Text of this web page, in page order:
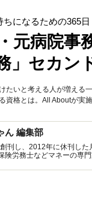
になるための365日
元病院事
」セカン
たいと考える人が増える
資格とは。All Aboutが実
ん 編集部
刊し、2012年に休刊し
険労務士などマネーの専